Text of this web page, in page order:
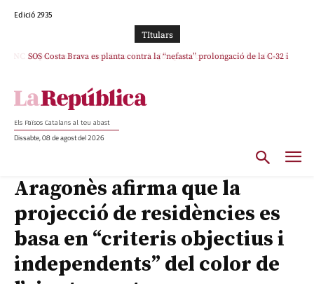
Edició 2935
TItulars
SOS Costa Brava es planta contra la “nefasta” prolongació de la C-32 i
Els Països Catalans al teu abast
Dissabte, 08 de agost del 2026
Aragonès afirma que la
projecció de residències es
basa en “criteris objectius i
independents” del color de